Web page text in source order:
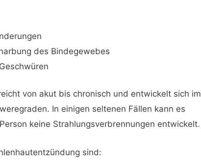
des Bindegewebes
von akut bis chronisch und entwickelt sich im
In einigen seltenen Fällen kann es
keine Strahlungsverbrennungen entwickelt.
sind: